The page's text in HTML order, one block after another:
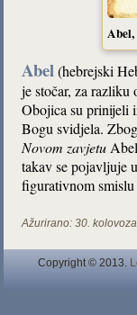
Abel,
Abel(hebrejski
je stočar, za razliku
Obojica su prinijeli
Bogu svidjela.
Novom zavjetu
takav se pojavljuje
figurativnom smislu
Ažurirano: 30.
Copyright © 2013.